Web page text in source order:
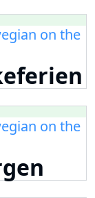
on the
on the